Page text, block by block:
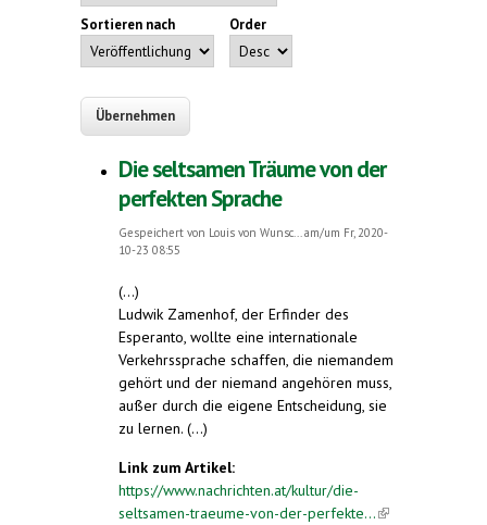
Sortieren nach Order
Die seltsamen Träume von der
perfekten Sprache
Gespeichert von Louis von Wunsc...am/um Fr, 2020-
10-23 08:55
(...)
Ludwik Zamenhof, der Erfinder des
Esperanto, wollte eine internationale
Verkehrssprache schaffen, die niemandem
gehört und der niemand angehören muss,
außer durch die eigene Entscheidung, sie
zu lernen. (...)
Link zum Artikel:
https://www.nachrichten.at/kultur/die-
seltsamen-traeume-von-der-perfekte...(link is